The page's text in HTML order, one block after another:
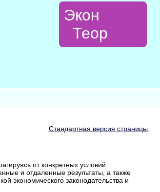
Экон
Теор
Стандартная версия страницы.
от конкретных условий
и отдаленные результаты, а также
экономического законодательства и